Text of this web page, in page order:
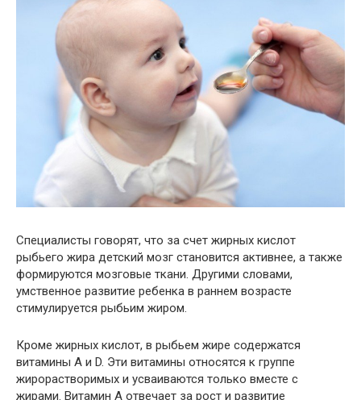
Специалисты говорят, что за счет жирных кислот
рыбьего жира детский мозг становится активнее, а также
формируются мозговые ткани. Другими словами,
умственное развитие ребенка в раннем возрасте
стимулируется рыбьим жиром.
Кроме жирных кислот, в рыбьем жире содержатся
витамины A и D. Эти витамины относятся к группе
жирорастворимых и усваиваются только вместе с
жирами. Витамин A отвечает за рост и развитие